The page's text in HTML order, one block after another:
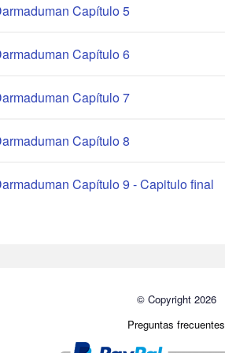
Capítulo 5
Capítulo 6
Capítulo 7
Capítulo 8
Capítulo 9 - Capitulo final
© Copyright 2026
Preguntas frecuentes